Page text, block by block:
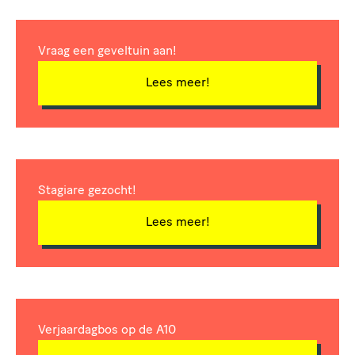
Vraag een geveltuin aan!
Lees meer!
Stagiare gezocht!
Lees meer!
Verjaardagbos op de A10
projecten in Amsterdam, meld je dan aan.
E-MAILADRES
Houd me up to date!